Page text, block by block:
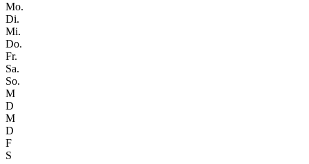
Mo.
Di.
Mi.
Do.
Fr.
Sa.
So.
M
D
M
D
F
S